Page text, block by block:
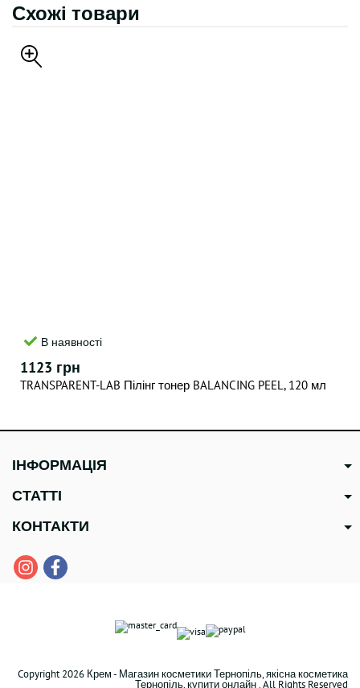
Схожі товари
В наявності
1123 грн
TRANSPARENT-LAB Пілінг тонер BALANCING PEEL, 120 мл
ІНФОРМАЦІЯ
СТАТТІ
КОНТАКТИ
Copyright 2026 Крем - Магазин косметики Тернопіль, якісна косметика
Тернопіль, купити онлайн . All Rights Reserved